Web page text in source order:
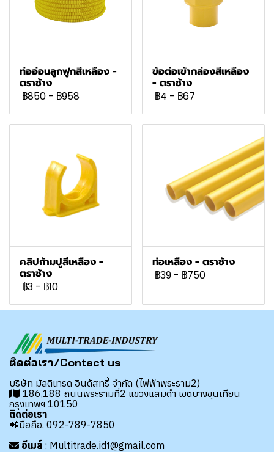
ท่ออ่อนลูกฟูกสีเหลือง -
ตราช้าง
฿850 - ฿958
ข้อต่อเข้ากล่องสีเหลือง
- ตราช้าง
฿4 - ฿67
คลิปก้ามปูสีเหลือง -
ตราช้าง
฿3 - ฿10
ท่อเหลือง - ตราช้าง
฿39 - ฿750
ติดต่อเรา/Contact us
บริษัท มัลติเทรด อินดัสทรี้ จำกัด (ไฟฟ้าพระราม2)
186,188 ถนนพระรามที่2 แขวงแสมดำ เขตบางขุนเทียน
กรุงเทพฯ 10150
ติดต่อเรา
📲มือถือ. 092-789-7850
อีเมล์ : Multitrade.idt@gmail.com